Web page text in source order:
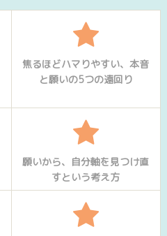
焦るほどハマりやすい、本音
と願いの5つの遠回り
願いから、自分軸を見つけ直
すという考え方